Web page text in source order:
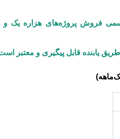
فروش پروژه‌های هزاره یک و
طریقیابنده قابل پیگیری و معتبر